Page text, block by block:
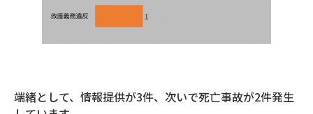
端緒として、情報提供が3件、次いで死亡事故が2件発生